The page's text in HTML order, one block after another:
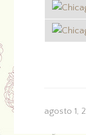
agosto 1,